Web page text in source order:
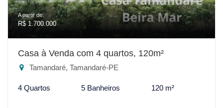
A partir de:
R$ 1.700.000
Casa à Venda com 4 quartos, 120m²
Tamandaré, Tamandaré-PE
4 Quartos 5 Banheiros 120 m²